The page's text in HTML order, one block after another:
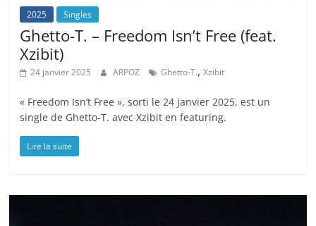
2025 Singles
Ghetto-T. – Freedom Isn’t Free (feat.
Xzibit)
24 janvier 2025 ARPOZ Ghetto-T.,Xzibit
« Freedom Isn’t Free », sorti le 24 janvier 2025, est un
single de Ghetto-T. avec Xzibit en featuring.
Lire la suite